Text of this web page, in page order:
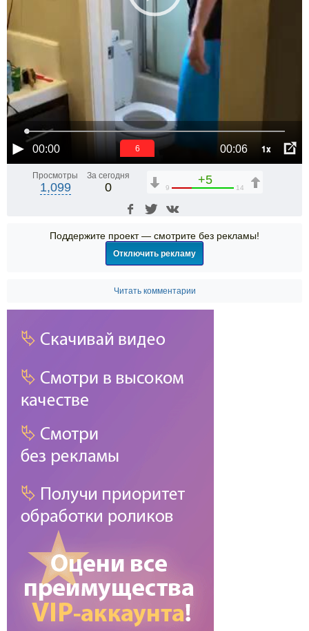
00:00 00:06 1x
6
Просмотры
1,099
За сегодня
0
+5
9 14
Поддержите проект — смотрите без рекламы!
Отключить рекламу
Читать комментарии